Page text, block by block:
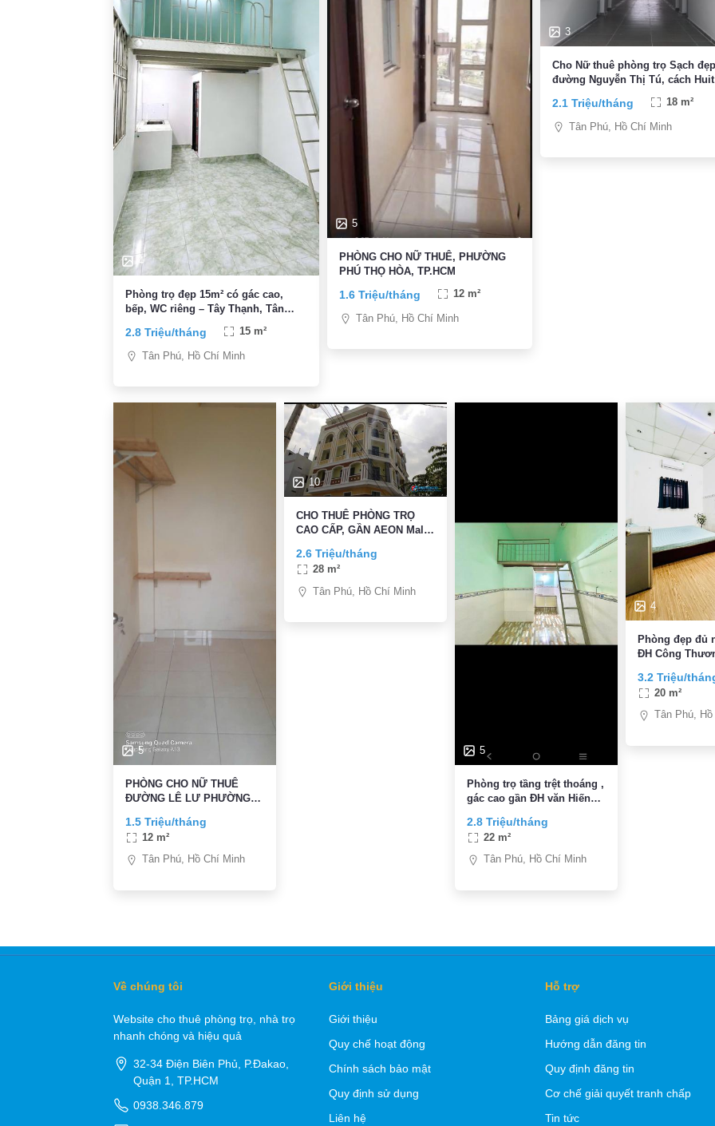
4
Phòng trọ đẹp 15m² có gác cao,
bếp, WC riêng – Tây Thạnh, Tân
2.8 Triệu/tháng 15 m²
Tân Phú, Hồ Chí Minh
5
PHÒNG CHO NỮ THUÊ, PHƯỜNG
PHÚ THỌ HÒA, TP.HCM
1.6 Triệu/tháng 12 m²
Tân Phú, Hồ Chí Minh
3
Cho Nữ thuê phòng trọ Sạch đẹp
đường Nguyễn Thị Tú, cách
2.1 Triệu/tháng 18 m²
Tân Phú, Hồ Chí Minh
5
PHÒNG CHO NỮ THUÊ
ĐƯỜNG LÊ LƯ PHƯỜNG
PHÚ TP HCM
1.5 Triệu/tháng
12 m²
Tân Phú, Hồ Chí Minh
10
CHO THUÊ PHÒNG TRỌ
CAO CẤP, GẦN AEON Mall
2.6 Triệu/tháng
28 m²
Tân Phú, Hồ Chí Minh
5
Phòng trọ tầng trệt thoáng ,
gác cao gần ĐH văn Hiến
2.8 Triệu/tháng
22 m²
Tân Phú, Hồ Chí Minh
4
Phòng đẹp đủ
ĐH Công
3.2 Triệu/
20 m²
Tân Phú,
Về chúng tôi
Website cho thuê phòng trọ, nhà trọ
nhanh chóng và hiệu quả
32-34 Điện Biên Phủ, P.Đakao,
Quận 1, TP.HCM
0938.346.879
Giới thiệu
Giới thiệu
Quy chế hoạt động
Chính sách bảo mật
Quy định sử dụng
Liên hệ
Hỗ trợ
Bảng giá dịch vụ
Hướng dẫn đăng tin
Quy định đăng tin
Cơ chế giải quyết tranh chấp
Tin tức